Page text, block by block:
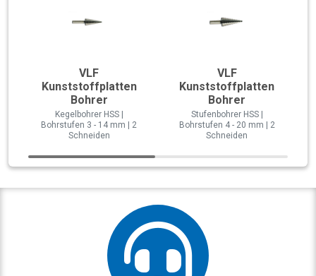
VLF
Kunststoffplatten
Bohrer
Kegelbohrer HSS |
Bohrstufen 3 - 14 mm | 2
Schneiden
VLF
Kunststoffplatten
Bohrer
Stufenbohrer HSS |
Bohrstufen 4 - 20 mm | 2
Schneiden